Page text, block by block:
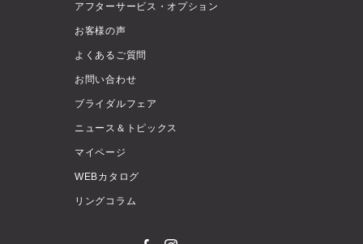
アフターサービス・オプション
お客様の声
よくあるご質問
お問い合わせ
ブライダルフェア
ニュース＆トピックス
マイページ
WEBカタログ
リングコラム